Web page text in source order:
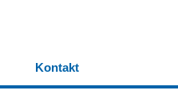
Kontakt